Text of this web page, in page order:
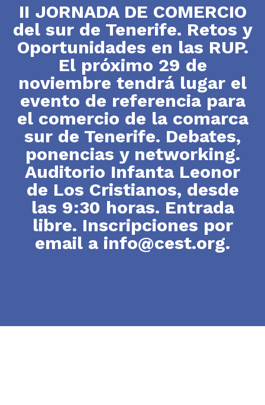
II JORNADA DE COMERCIO
del sur de Tenerife. Retos y
Oportunidades en las RUP.
El próximo 29 de
noviembre tendrá lugar el
evento de referencia para
el comercio de la comarca
sur de Tenerife. Debates,
ponencias y networking.
Auditorio Infanta Leonor
de Los Cristianos, desde
las 9:30 horas. Entrada
libre. Inscripciones por
email a info@cest.org.